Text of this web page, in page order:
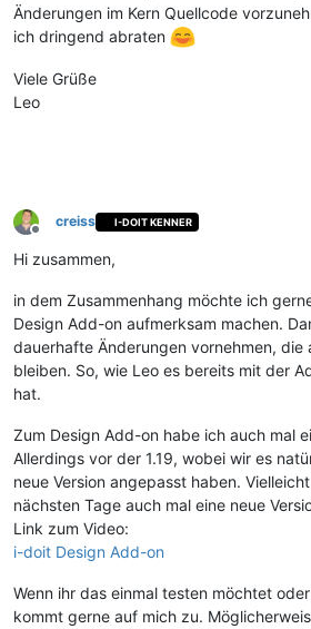
Änderungen im Kern Quellcode
ich dringend abraten
Viele Grüße
Leo
Offline
creiss I-DOIT KENNER
Hi zusammen,
in dem Zusammenhang möchte ich
Design Add-on aufmerksam machen.
dauerhafte Änderungen vornehmen, die
bleiben. So, wie Leo es bereits mit der
hat.
Zum Design Add-on habe ich auch mal
Allerdings vor der 1.19, wobei wir es
neue Version angepasst haben.
nächsten Tage auch mal eine neue
Link zum Video:
i-doit Design Add-on
Wenn ihr das einmal testen möchtet
kommt gerne auf mich zu.